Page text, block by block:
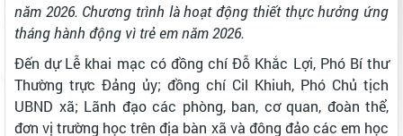
năm 2026. Chương trình là hoạt động thiết thực hưởng ứng
tháng hành động vì trẻ em năm 2026.
Đến dự Lễ khai mạc có đồng chí Đỗ Khắc Lợi, Phó Bí thư
Thường trực Đảng ủy; đồng chí Cil Khiuh, Phó Chủ tịch
UBND xã; Lãnh đạo các phòng, ban, cơ quan, đoàn thể,
đơn vị trường học trên địa bàn xã và đông đảo các em học